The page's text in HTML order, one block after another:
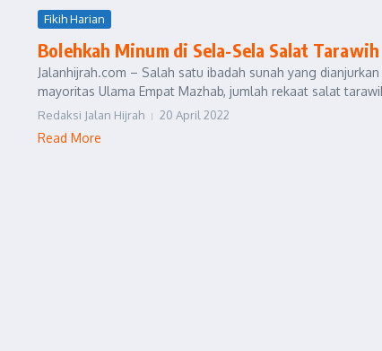
Fikih Harian
Bolehkah Minum di Sela-Sela Salat Tarawih
Jalanhijrah.com – Salah satu ibadah sunah yang
mayoritas Ulama Empat Mazhab, jumlah rekaat salat
Redaksi Jalan Hijrah 20 April 2022
Read More